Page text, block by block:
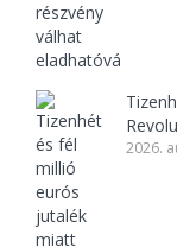
2026.